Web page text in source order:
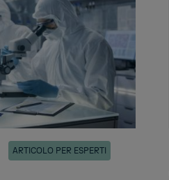
ARTICOLO PER ESPERTI